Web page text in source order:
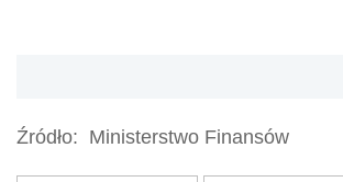
Źródło: Ministerstwo Finansów